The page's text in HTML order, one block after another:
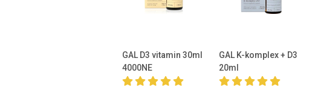
GAL D3 vitamin 30ml
4000NE
GAL K-komplex + D3
20ml